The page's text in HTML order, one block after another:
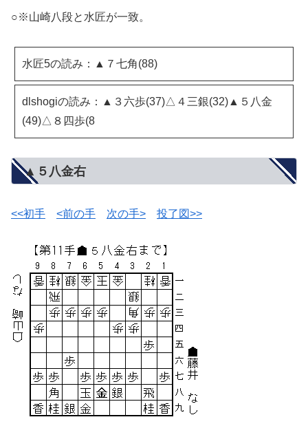
○※山崎八段と水匠が一致。
水匠5の読み：▲７七角(88)
dlshogiの読み：▲３六歩(37)△４三銀(32)▲５八金
(49)△８四歩(8
▲５八金右
<<初手 <前の手 次の手> 投了図>>